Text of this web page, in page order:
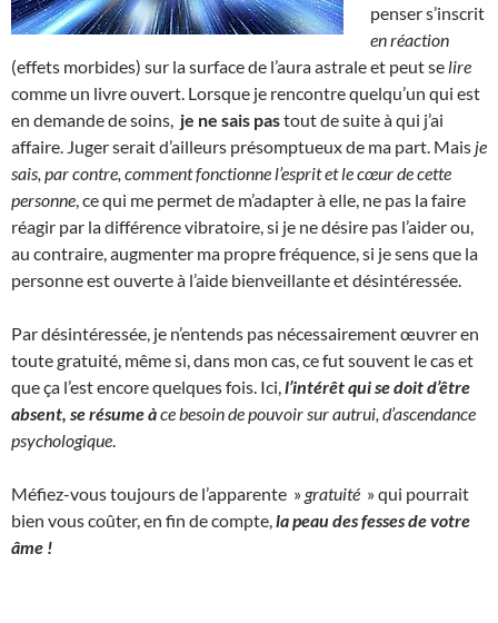
penser s’inscrit
en réaction
(effets morbides) sur la surface de l’aura astrale et peut se lire
comme un livre ouvert. Lorsque je rencontre quelqu’un qui est
en demande de soins, je ne sais pastout de suite à qui j’ai
affaire. Juger serait d’ailleurs présomptueux de ma part. Mais je
sais, par contre, comment fonctionne l’esprit et le cœur de cette
personne , ce qui me permet de m’adapter à elle, ne pas la faire
réagir par la différence vibratoire, si je ne désire pas l’aider ou,
au contraire, augmenter ma propre fréquence, si je sens que la
personne est ouverte à l’aide bienveillante et désintéressée.
Par désintéressée, je n’entends pas nécessairement œuvrer en
toute gratuité, même si, dans mon cas, ce fut souvent le cas et
que ça l’est encore quelques fois. Ici, l’intérêt qui se doit d’être
absent, se résume àce besoin de pouvoir sur autrui, d’ascendance
psychologique
Méfiez-vous toujours de l’apparente » gratuité » qui pourrait
bien vous coûter, en fin de compte, la peau des fesses de votre
âme !